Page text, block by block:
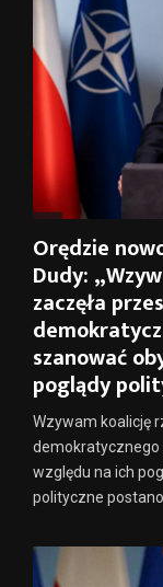
Orędzie
Dudy:
zaczęła
szanować
poglądy
Wzywam koalicję
demokratycznego
względu na ich
polityczne